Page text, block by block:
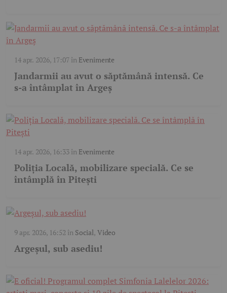
14 apr. 2026, 17:07în Evenimente
Jandarmii au avut o săptămână intensă. Ce
s-a întâmplat în Argeș
14 apr. 2026, 16:33în Evenimente
Poliția Locală, mobilizare specială. Ce se
întâmplă în Pitești
9 apr. 2026, 16:52 în Social, Video
Argeșul, sub asediu!